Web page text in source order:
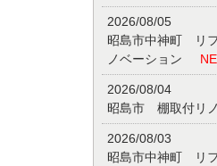
2026/08/05
昭島市中神町 リ
ノベーション
2026/08/04
昭島市 棚取付リ
2026/08/03
昭島市中神町 リ